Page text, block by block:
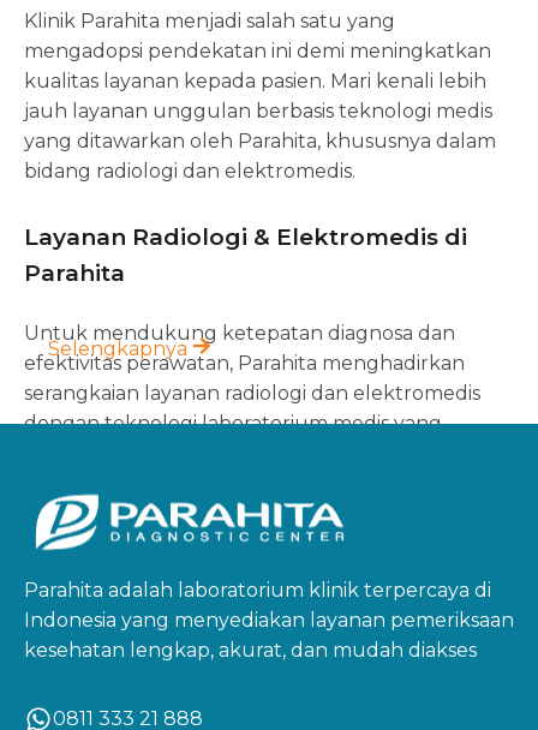
Klinik Parahita menjadi salah satu yang
mengadopsi pendekatan ini demi meningkatkan
kualitas layanan kepada pasien. Mari kenali lebih
jauh layanan unggulan berbasis teknologi medis
yang ditawarkan oleh Parahita, khususnya dalam
bidang radiologi dan elektromedis.
Layanan Radiologi & Elektromedis di
Parahita
Untuk mendukung ketepatan diagnosa dan
efektivitas perawatan, Parahita menghadirkan
serangkaian layanan radiologi dan elektromedis
dengan teknologi laboratorium medis yang
1. CBCT (Cone Beam Computed Tomography)
dengan resolusi tinggi yang memberikan visualisasi
detail struktur keras, seperti tulang pada area
kepala dan wajah. Pemeriksaan ini sering
gigi atau tindakan pembedahan di area mulut dan
Selengkapnya
Parahita adalah laboratorium klinik terpercaya di
Indonesia yang menyediakan layanan pemeriksaan
kesehatan lengkap, akurat, dan mudah diakses
0811 333 21 888